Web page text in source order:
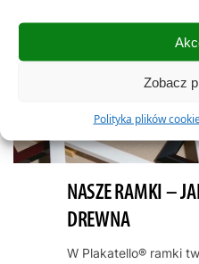
Zobacz
Polityka plików
NASZE RAMKI –
DREWNA
W Plakatello® ramki